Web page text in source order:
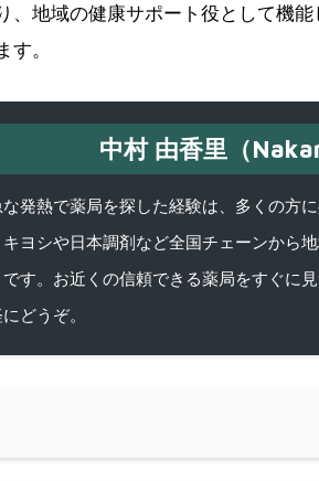
、地域の健康サポート役として機
。
中村 由香里（
発熱で薬局を探した経験は、多くの方
ヨシや日本調剤など全国チェーンから
です。お近くの信頼できる薬局をすぐに
どうぞ。